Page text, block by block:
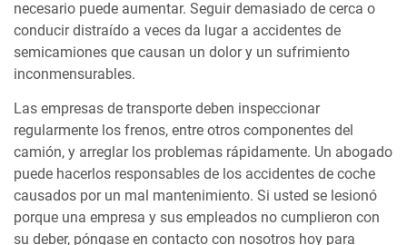
necesario puede aumentar. Seguir demasiado de cerca o
conducir distraído a veces da lugar a accidentes de
semicamiones que causan un dolor y un sufrimiento
inconmensurables.
Las empresas de transporte deben inspeccionar
regularmente los frenos, entre otros componentes del
camión, y arreglar los problemas rápidamente. Un abogado
puede hacerlos responsables de los accidentes de coche
causados por un mal mantenimiento. Si usted se lesionó
porque una empresa y sus empleados no cumplieron con
su deber, póngase en contacto con nosotros hoy para